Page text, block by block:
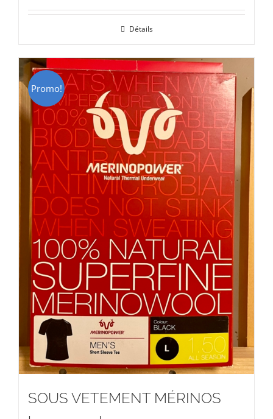
initial
CHF 85.00.
actuel
CHF 59.00.
Détails
Promo!
SOUS VETEMENT MÉRINOS